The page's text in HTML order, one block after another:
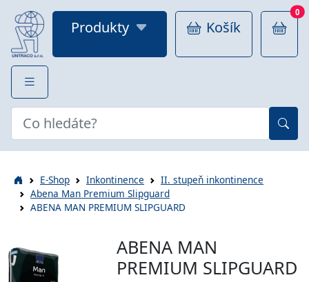
Produkty Košík
0
E-Shop Inkontinence
II. stupeň inkontinence
Abena Man Premium Slipguard
ABENA MAN PREMIUM SLIPGUARD
ABENA MAN
PREMIUM SLIPGUARD